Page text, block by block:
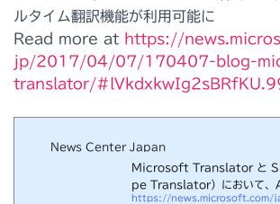
ルタイム翻訳機能が利用可能に
Read more at https://
jp/2017/04/07/170407-blog-
translator/
News Center Japan
Microsoft Translator と
pe Translator）において、